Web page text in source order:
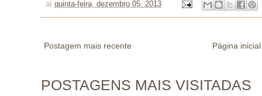
at quinta-feira, dezembro 05, 2013
Postagem mais recente Página inicial
POSTAGENS MAIS VISITADAS